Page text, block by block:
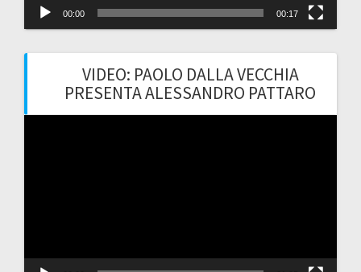
00:00 00:17
VIDEO: PAOLO DALLA VECCHIA
PRESENTA ALESSANDRO PATTARO